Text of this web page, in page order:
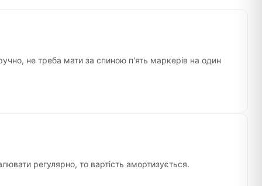
не треба мати за спиною п'ять маркерів на один
регулярно, то вартість амортизується.